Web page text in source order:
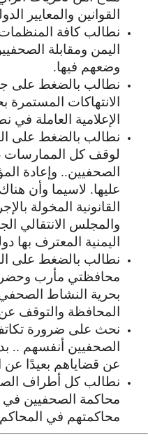
القوانين والمعايير
نطالب كافة
اليمن ومقابلة
وضعهم فيها.
نطالب بالضغط على
الانتهاكات
الإعلامية العاملة
نطالب بالضغط على
لوقف كل الممارسات
الصحفيين.. وإعادة
عليها. لاسيما وأن
القانونية المخولة
والمجلس الانتقالي
اليمنية المعترف بها
نطالب بالضغط على
محافظتي مأرب
بحرية النشاط
المحافظة والتوقف
نحث على ضرورة
الصحفيين أنفسهم ..
عن قضاياهم بعيدًا عن
نطالب كل أطراف
محاكمة الصحفيين في
محاكمتهم في